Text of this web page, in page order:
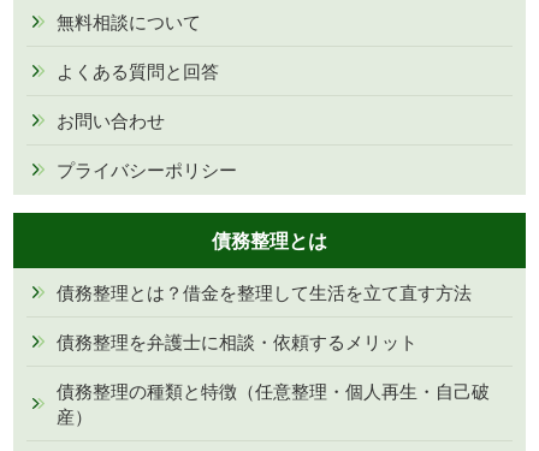
無料相談について
よくある質問と回答
お問い合わせ
プライバシーポリシー
債務整理とは
債務整理とは？借金を整理して生活を立て直す方法
債務整理を弁護士に相談・依頼するメリット
債務整理の種類と特徴（任意整理・個人再生・自己破
産）